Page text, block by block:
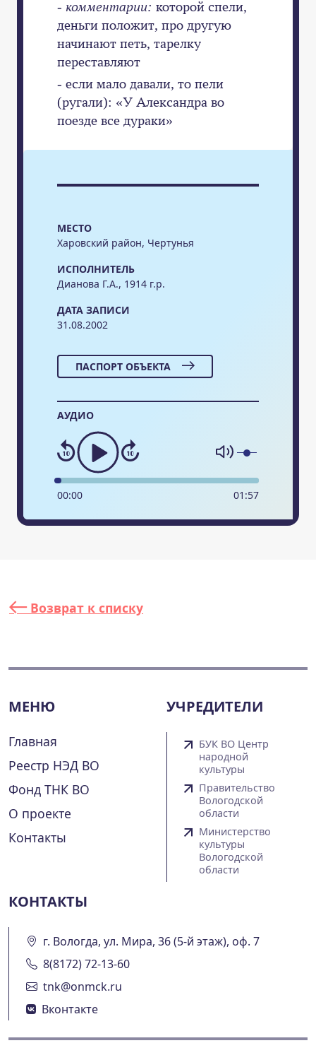
МЕСТО
Харовский район, Чертунья
ИСПОЛНИТЕЛЬ
Дианова Г.А., 1914 г.р.
ДАТА ЗАПИСИ
31.08.2002
ПАСПОРТ ОБЪЕКТА
АУДИО
00:00 01 :57
- комментарии: которой спели,
деньги положит, про другую
начинают петь, тарелку
переставляют
- если мало давали, то пели
(ругали): «У Александра во
поезде все дураки»
Возврат к списку
МЕНЮ
Главная
Реестр НЭД ВО
Фонд ТНК ВО
О проекте
Контакты
УЧРЕДИТЕЛИ
БУК ВО Центр
народной
культуры
Правительство
Вологодской
области
Министерство
культуры
Вологодской
области
КОНТАКТЫ
г. Вологда, ул. Мира, 36 (5-й этаж), оф. 7
8(8172) 72-13-60
tnk@onmck.ru
Вконтакте